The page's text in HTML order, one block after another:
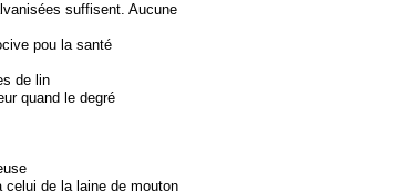
suffisent. Aucune
pou la santé
de lin
quand le degré
celui de la laine de mouton